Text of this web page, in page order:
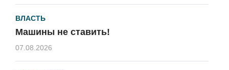
ВЛАСТЬ
Машины не ставить!
07.08.2026